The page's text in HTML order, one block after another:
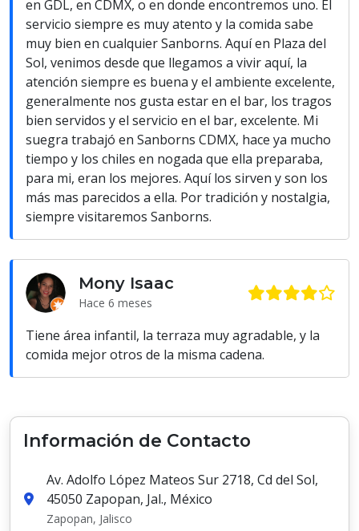
en GDL, en CDMX, o en donde encontremos uno. El
servicio siempre es muy atento y la comida sabe
muy bien en cualquier Sanborns. Aquí en Plaza del
Sol, venimos desde que llegamos a vivir aquí, la
atención siempre es buena y el ambiente excelente,
generalmente nos gusta estar en el bar, los tragos
bien servidos y el servicio en el bar, excelente. Mi
suegra trabajó en Sanborns CDMX, hace ya mucho
tiempo y los chiles en nogada que ella preparaba,
para mi, eran los mejores. Aquí los sirven y son los
más mas parecidos a ella. Por tradición y nostalgia,
siempre visitaremos Sanborns.
Mony Isaac
Hace 6 meses
Tiene área infantil, la terraza muy agradable, y la
comida mejor otros de la misma cadena.
Información de Contacto
Av. Adolfo López Mateos Sur 2718, Cd del Sol,
45050 Zapopan, Jal., México
Zapopan, Jalisco